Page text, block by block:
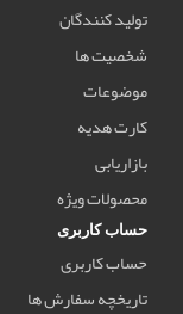
تولید کنندگان
شخصیت ها
موضوعات
کارت هدیه
بازاریابی
محصولات ویژه
حساب کاربری
حساب کاربری
تاریخچه سفارش ها